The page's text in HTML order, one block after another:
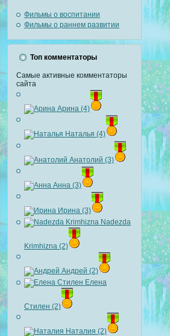
Фильмы о воспитании
Фильмы о раннем развитии
Топ комментаторы
Самые активные комментаторы
сайта
Арина (4)
Наталья (4)
Анатолий (3)
Анна (3)
Ирина (3)
Nadezda
Krimhizna (2)
Андрей (2)
Елена
Стилен (2)
Наталия (2)